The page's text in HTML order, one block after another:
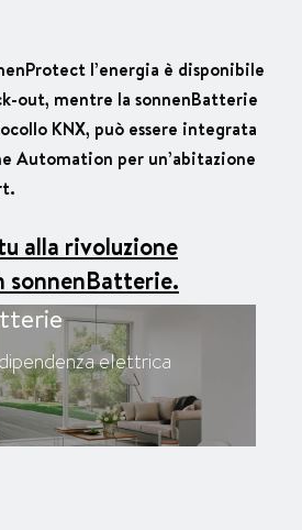
l’energia è disponibile
out, mentre la sonnenBatterie
KNX, può essere integrata
Automation per un’abitazione
alla rivoluzione
sonnenBatterie.
elettrica